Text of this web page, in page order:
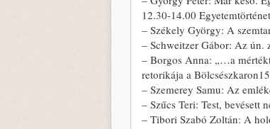
12.30-14.00
– Székely György: A
– Schweitzer Gábor: Az ún.
– Borgos Anna: „…a
retorikája a
– Szemerey Samu: Az
– Szűcs Teri: Test, bevésett
– Tibori Szabó Zoltán: A